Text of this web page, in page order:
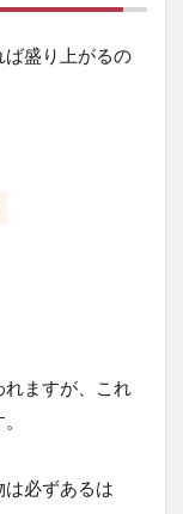
ば盛り上がるの
ますが、これ
必ずあるは